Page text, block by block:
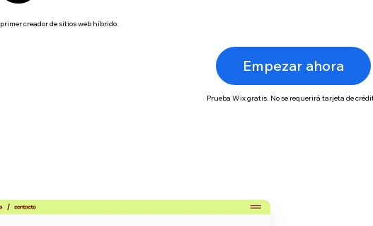
creador de sitios web híbrido.
Empezar ahora
Prueba Wix gratis. No se requerirá tarjeta de